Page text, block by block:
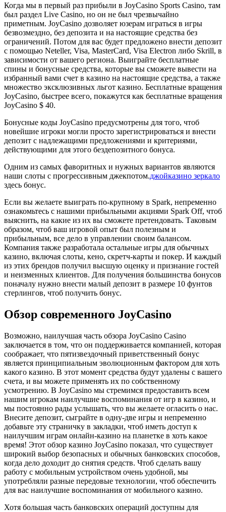
Когда мы в первый раз прибыли в JoyCasino Sports Casino, там
был раздел Live Casino, но он не был чрезвычайно
приметным. JoyCasino дозволяет юзерам играться в игры
безвозмездно, без депозита и на настоящие средства без
ограничений. Потом для вас будет предложено внести депозит
с помощью Neteller, Visa, MasterCard, Visa Electron либо Skrill, в
зависимости от вашего региона. Выиграйте бесплатные
спины и бонусные средства, которые вы сможете вывести на
избранный вами счет в казино на настоящие средства, а также
множество эксклюзивных льгот казино. Бесплатные вращения
JoyCasino, быстрее всего, покажутся как бесплатные вращения
JoyCasino $ 40.
Бонусные коды JoyCasino предусмотрены для того, чтоб
новейшие игроки могли просто зарегистрироваться и внести
депозит с надлежащими предложениями и критериями,
действующими для этого бездепозитного бонуса.
Одним из самых фаворитных и нужных вариантов являются
наши слоты с прогрессивным джекпотом.джойказино зеркало
здесь бонус.
Если вы желаете выиграть по-крупному в Spark, непременно
ознакомьтесь с нашими прибыльными акциями Spark Off, чтоб
выяснить, на какие из их вы сможете претендовать. Таковым
образом, чтоб ваш игровой опыт был полезным и
прибыльным, все дело в управлении своим балансом.
Компания также разработала остальные игры для обычных
казино, включая слоты, кено, скретч-карты и покер. И каждый
из этих брендов получил высшую оценку и признание гостей
и неизменных клиентов. Для получения большинства бонусов
поначалу нужно внести малый депозит в размере 10 фунтов
стерлингов, чтоб получить бонус.
Обзор современного JoyCasino
Возможно, наилучшая часть обзора JoyCasino Casino
заключается в том, что он поддерживается компанией, которая
соображает, что пятизвездочный приветственный бонус
является принципиальным эволюционным фактором для хоть
какого казино. В этот момент средства будут удалены с вашего
счета, и вы можете применять их по собственному
усмотрению. В JoyCasino мы стремимся предоставить всем
нашим игрокам наилучшие воспоминания от игр в казино, и
мы постоянно рады услышать, что вы желаете огласить о нас.
Внесите депозит, сыграйте в одну-две игры и непременно
добавьте эту страничку в закладки, чтоб иметь доступ к
наилучшим играм онлайн-казино на планетке в хоть какое
время! Этот обзор казино JoyCasino показал, что существует
широкий выбор безопасных и обычных банковских способов,
когда дело доходит до снятия средств. Чтоб сделать вашу
работу с мобильным устройством очень удобной, мы
употребляли разные передовые технологии, чтоб обеспечить
для вас наилучшие воспоминания от мобильного казино.
Хотя большая часть банковских операций доступны для